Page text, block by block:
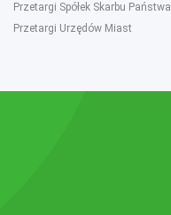
Przetargi Spółek Skarbu Państwa
Przetargi Urzędów Miast